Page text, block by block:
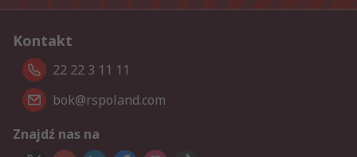
Kontakt
22 22 3 11 11
bok@rspoland.com
Znajdź nas na